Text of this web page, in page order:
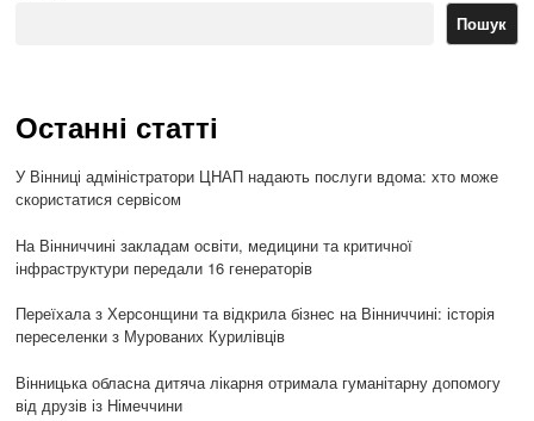
Пошук
Останні статті
У Вінниці адміністратори ЦНАП надають послуги вдома: хто може
скористатися сервісом
На Вінниччині закладам освіти, медицини та критичної
інфраструктури передали 16 генераторів
Переїхала з Херсонщини та відкрила бізнес на Вінниччині: історія
переселенки з Мурованих Курилівців
Вінницька обласна дитяча лікарня отримала гуманітарну допомогу
від друзів із Німеччини